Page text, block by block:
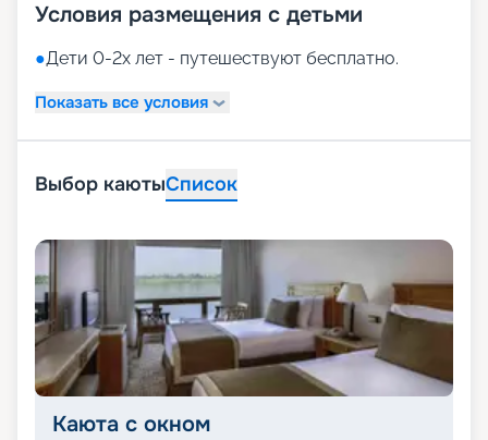
Условия размещения с детьми
●Дети 0-2х лет - путешествуют бесплатно.
Показать все условия
Выбор каютыСписок
Каюта с окном